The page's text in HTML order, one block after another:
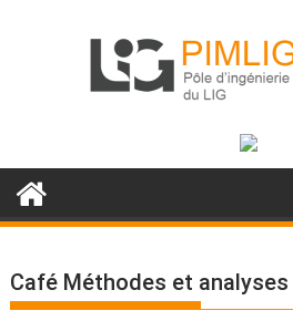
c
n
Café Méthodes et